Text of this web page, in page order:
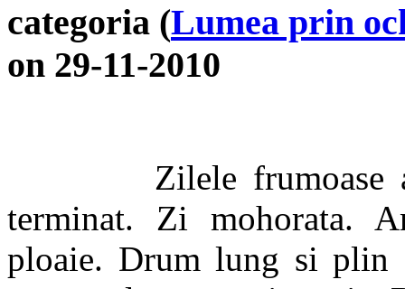
categoria (Lumea prin
on 29-11-2010
Zilele frumoase
terminat. Zi mohorata.
ploaie. Drum lung si plin